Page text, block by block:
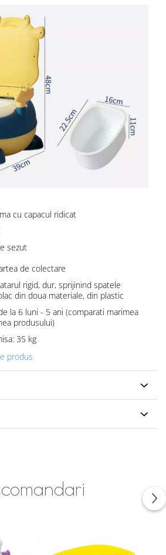
cu capacul ridicat
sezut
de colectare
rigid, dur, sprijinind spatele
din doua materiale, din plastic
la 6 luni - 5 ani (comparati marimea
produsului)
35 kg
produs